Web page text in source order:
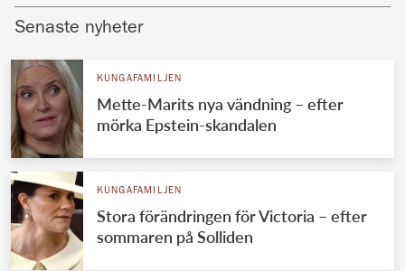
Senaste nyheter
KUNGAFAMILJEN
Mette-Marits nya vändning – efter
mörka Epstein-skandalen
KUNGAFAMILJEN
Stora förändringen för Victoria – efter
sommaren på Solliden